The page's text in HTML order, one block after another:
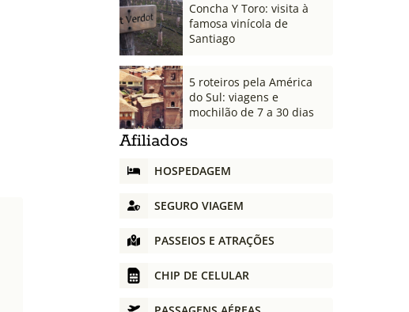
Concha Y Toro: visita à
famosa vinícola de
Santiago
5 roteiros pela América
do Sul: viagens e
mochilão de 7 a 30 dias
Afiliados
HOSPEDAGEM
SEGURO VIAGEM
PASSEIOS E ATRAÇÕES
CHIP DE CELULAR